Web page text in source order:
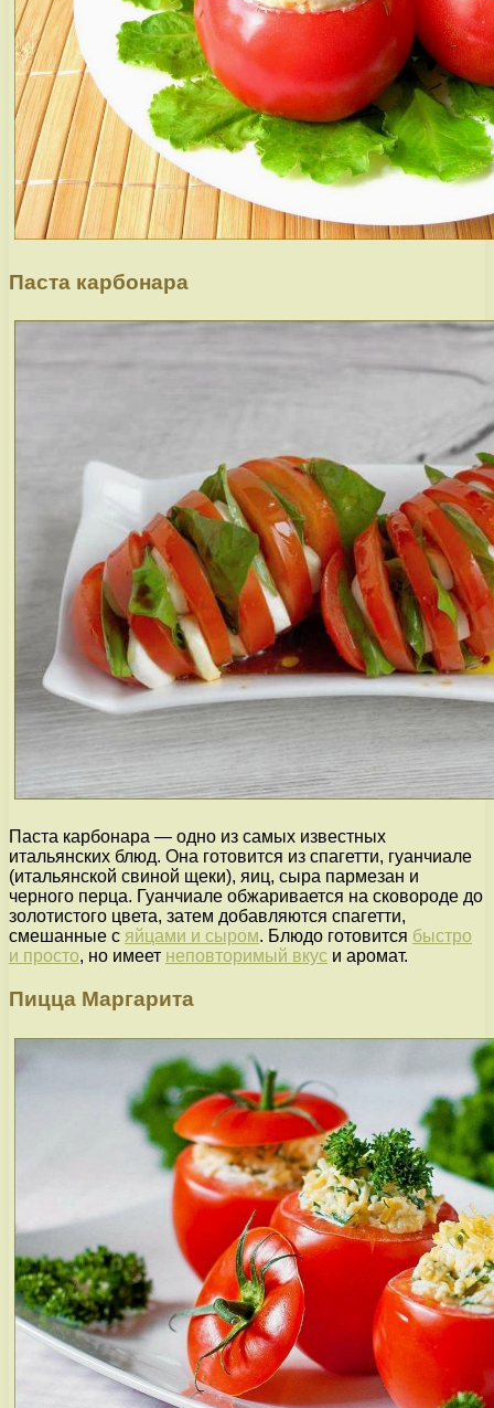
Паста карбонара
Паста карбонара — одно из самых известных
итальянских блюд. Она готовится из спагетти, гуанчиале
(итальянской свиной щеки), яиц, сыра пармезан и
черного перца. Гуанчиале обжаривается на сковороде до
золотистого цвета, затем добавляются спагетти,
смешанные с яйцами и сыром. Блюдо готовится быстро
и просто, но имеет неповторимый вкус и аромат.
Пицца Маргарита